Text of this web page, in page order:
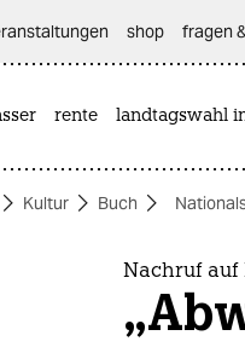
shop fragen
rente landtagswahl
Kultur Buch
Nachruf auf